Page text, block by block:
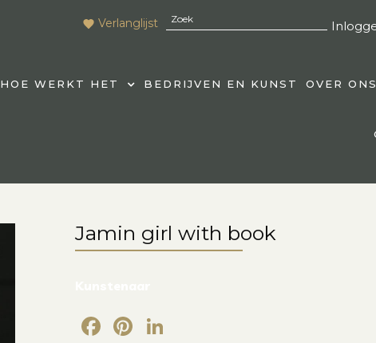
Verlanglijst
HOE WERKT HET BEDRIJVEN EN KUNST OVER ONS
Jamin girl with book
Facebook
Pinterest